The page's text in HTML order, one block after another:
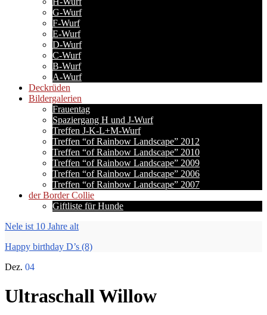
G-Wurf
F-Wurf
E-Wurf
D-Wurf
C-Wurf
B-Wurf
A-Wurf
Deckrüden
Bildergalerien
Frauentag
Spaziergang H und J-Wurf
Treffen J-K-L+M-Wurf
Treffen “of Rainbow Landscape” 2012
Treffen “of Rainbow Landscape” 2010
Treffen “of Rainbow Landscape” 2009
Treffen “of Rainbow Landscape” 2006
Treffen “of Rainbow Landscape” 2007
der Border Collie
Giftliste für Hunde
Nele ist 10 Jahre alt
Happy birthday D’s (8)
Dez. 04
Ultraschall Willow